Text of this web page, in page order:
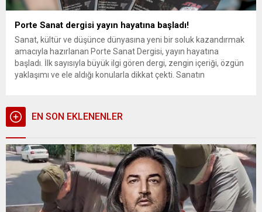
Porte Sanat dergisi yayın hayatına başladı!
Sanat, kültür ve düşünce dünyasına yeni bir soluk kazandırmak
amacıyla hazırlanan Porte Sanat Dergisi, yayın hayatına
başladı. İlk sayısıyla büyük ilgi gören dergi, zengin içeriği, özgün
yaklaşımı ve ele aldığı konularla dikkat çekti. Sanatın
EN SON EKLENENLER